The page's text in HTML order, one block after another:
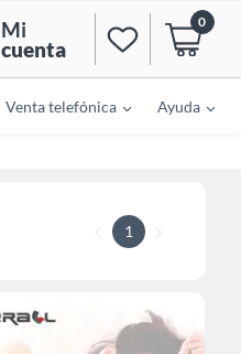
Mi
cuenta
0
Venta telefónica Ayuda
1